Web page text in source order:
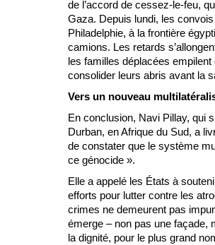
de l’accord de cessez-le-feu,
Gaza. Depuis lundi, les
Philadelphie, à la frontière
camions. Les retards
les familles déplacées
consolider leurs abris avant la
Vers un nouveau
En conclusion, Navi Pillay, qui
Durban, en Afrique du Sud, a
de constater que le système
ce génocide ».
Elle a appelé les États à
efforts pour lutter contre les
crimes ne demeurent pas
émerge – non pas une façade,
la dignité, pour le plus grand